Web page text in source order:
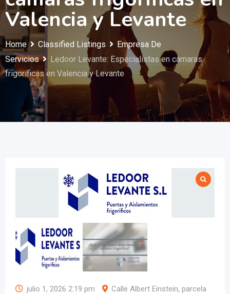
Valencia y Levante
Home Classified Listings
Empresa De
Servicios
Ledoor Levante: Especialistas en cámaras
frigoríficas en Valencia y Levante
julio 1, 2026 2:19 pm
Calle Albert Einstein, parcela